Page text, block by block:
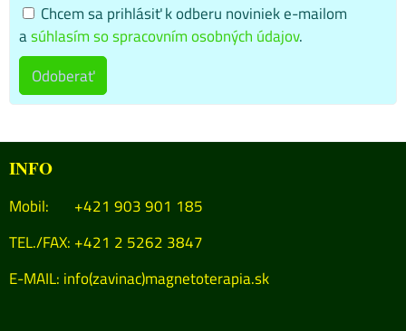
Chcem sa prihlásiť k odberu noviniek e-mailom
asúhlasím so spracovním osobných údajov.
Odoberať
INFO
Mobil: +421 903 901 185
TEL./FAX: +421 2 5262 3847
E-MAIL: info(zavinac)magnetoterapia.sk